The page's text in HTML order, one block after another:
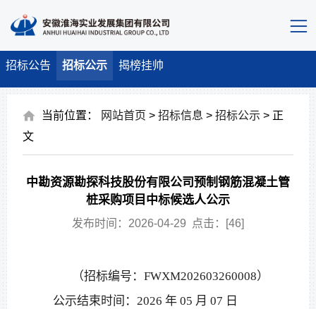
招标公告 招标公示 揭榜挂帅
当前位置： 网站首页 >招标信息 >招标公示 > 正
文
中勘资源勘探科技股份有限公司预制钢筋混凝土管
桩采购项目中标候选人公示
发布时间：2026-04-29 点击：[46]
（招标编号： FWXM202603260008）
公示结束时间：2026 年 05 月 07 日